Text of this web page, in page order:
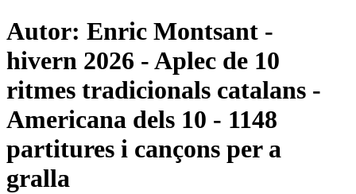
Autor: Enric Montsant -
hivern 2026 - Aplec de 10
ritmes tradicionals catalans -
Americana dels 10 - 1148
partitures i cançons per a
gralla